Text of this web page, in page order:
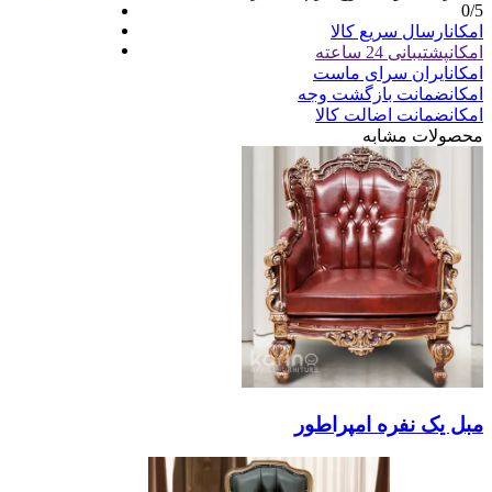
0/5
امکانارسال سریع کالا
امکانپشتیبانی 24 ساعته
امکانایران سرای ماست
امکانضمانت بازگشت وجه
امکانضمانت اضالت کالا
محصولات مشابه
مبل یک نفره امپراطور